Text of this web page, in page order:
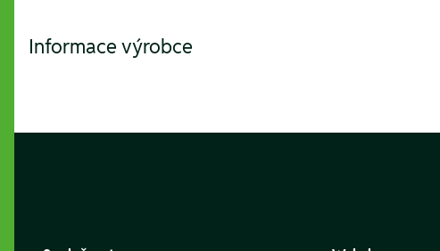
Informace výrobce